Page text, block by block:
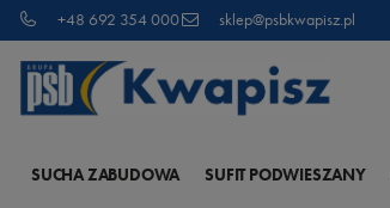
+48 692 354 000 sklep@psbkwapisz.pl
SUCHA ZABUDOWA SUFIT PODWIESZANY